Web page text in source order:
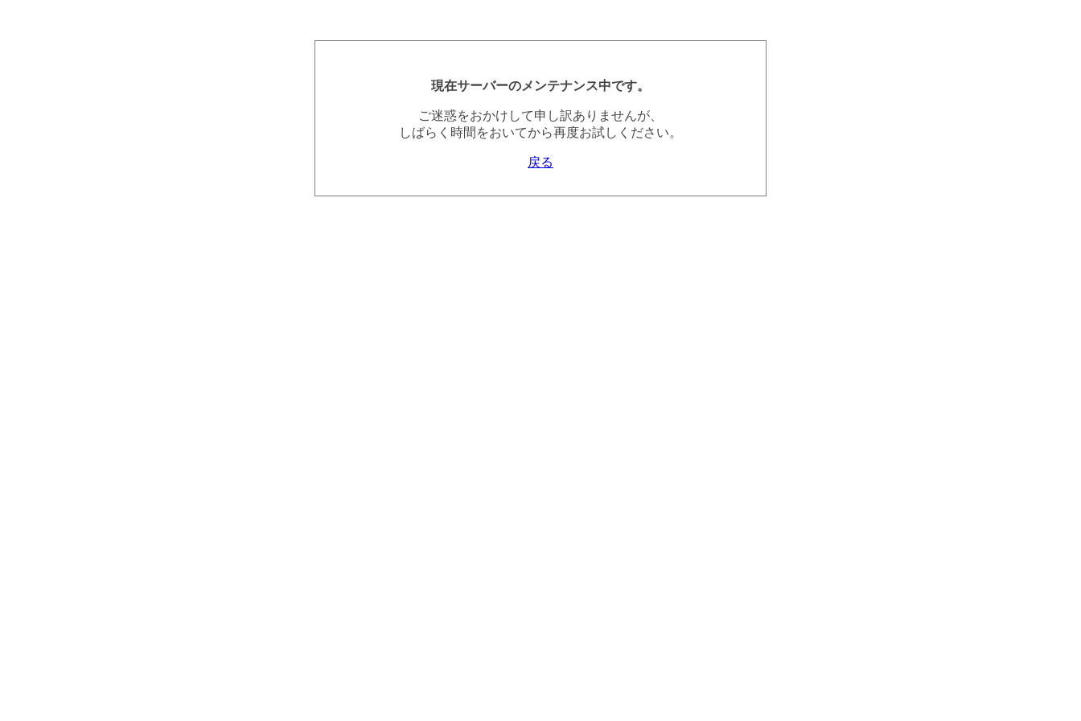
現在サーバーのメンテナンス中です。
ご迷惑をおかけして申し訳ありませんが、
しばらく時間をおいてから再度お試しください。
戻る